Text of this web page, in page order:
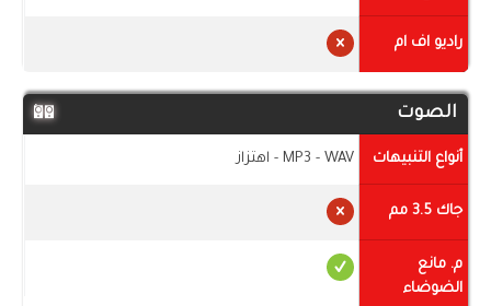
راديو اف ام
الصوت
أنواع التنبيهات MP3 - WAV - اهتزاز
جاك 3.5 مم
م. مانع
الضوضاء